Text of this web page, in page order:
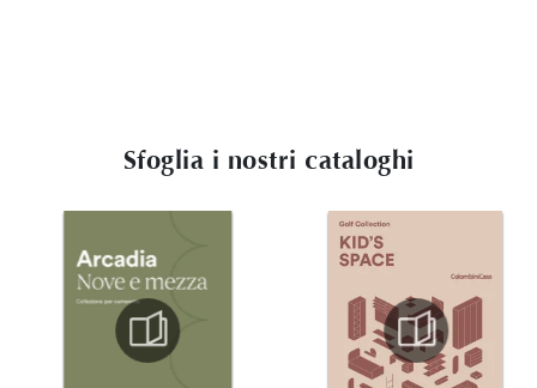
Sfoglia i nostri cataloghi